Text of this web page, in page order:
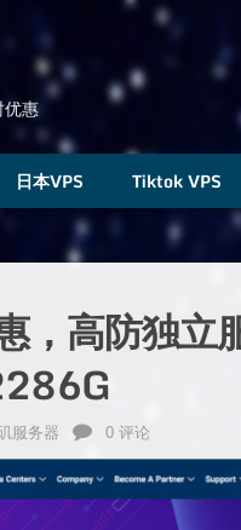
优惠
日本VPS Tiktok VPS
，高防独立
服务器 0 评论